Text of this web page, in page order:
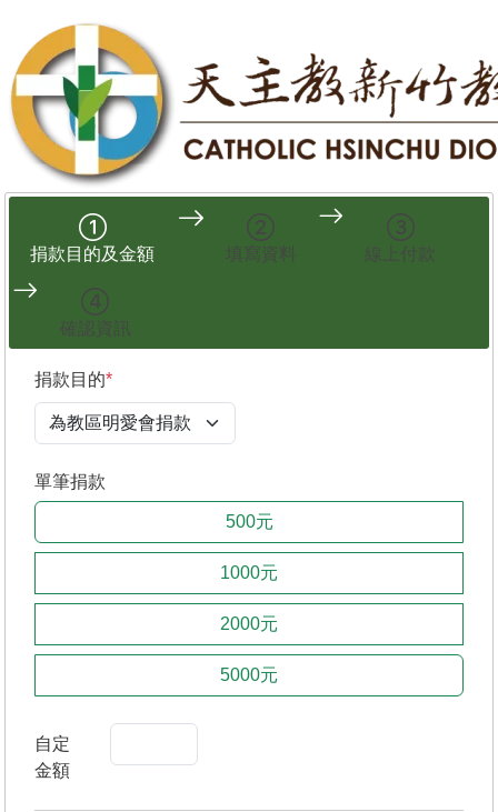
捐款目的及金額 填寫資料 線上付款
確認資訊
捐款目的*
單筆捐款
500元
1000元
2000元
5000元
自定
金額